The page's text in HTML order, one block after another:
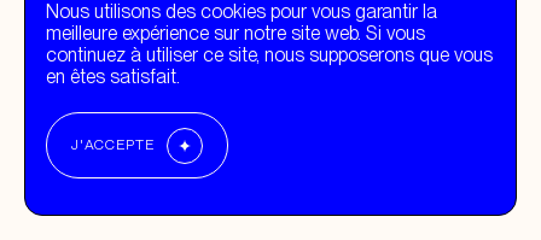
Nous utilisons des cookies pour vous garantir la
meilleure expérience sur notre site web. Si vous
continuez à utiliser ce site, nous supposerons que vous
en êtes satisfait.
J'ACCEPTE